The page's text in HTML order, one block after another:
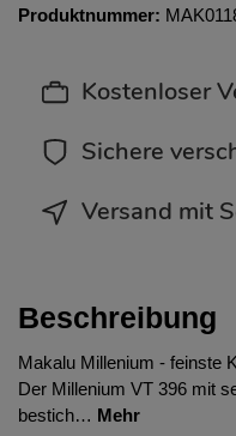
Produktnummer:
Kostenloser
Sichere
Versand mit
Beschreibung
Makalu Millenium - feinste
Der Millenium VT 396 mit
bestich… Mehr